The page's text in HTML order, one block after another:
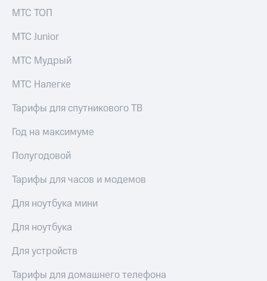
МТС ТОП
МТС Junior
МТС Мудрый
МТС Налегке
Тарифы для спутникового ТВ
Год на максимуме
Полугодовой
Тарифы для часов и модемов
Для ноутбука мини
Для ноутбука
Для устройств
Тарифы для домашнего телефона